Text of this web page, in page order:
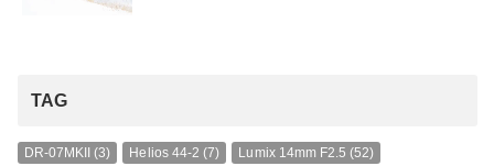
TAG
DR-07MKII (3) Helios 44-2 (7) Lumix 14mm F2.5 (52)